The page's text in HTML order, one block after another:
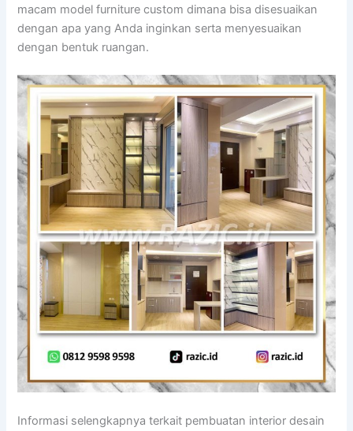
macam model furniture custom dimana bisa disesuaikan
dengan apa yang Anda inginkan serta menyesuaikan
dengan bentuk ruangan.
Informasi selengkapnya terkait pembuatan interior desain